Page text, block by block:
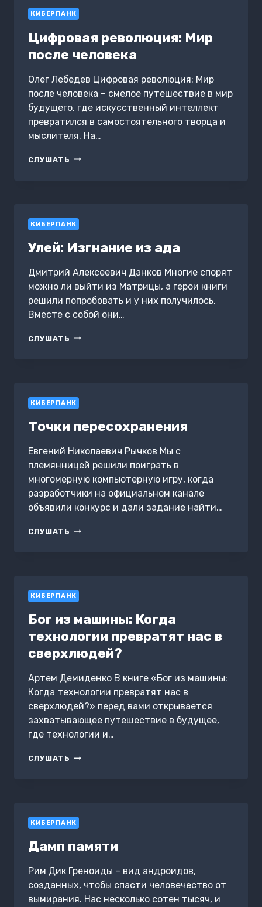
КИБЕРПАНК
Цифровая революция: Мир
после человека
Олег Лебедев Цифровая революция: Мир
после человека – смелое путешествие в мир
будущего, где искусственный интеллект
превратился в самостоятельного творца и
мыслителя. На…
СЛУШАТЬ ЦИФРОВАЯ
КИБЕРПАНК
Улей: Изгнание из ада
Дмитрий Алексеевич Данков Многие спорят
можно ли выйти из Матрицы, а герои книги
решили попробовать и у них получилось.
Вместе с собой они…
СЛУШАТЬ УЛЕЙ:
КИБЕРПАНК
Точки пересохранения
Евгений Николаевич Рычков Мы с
племянницей решили поиграть в
многомерную компьютерную игру, когда
разработчики на официальном канале
объявили конкурс и дали задание найти…
СЛУШАТЬ ТОЧКИ
КИБЕРПАНК
Бог из машины: Когда
технологии превратят нас в
сверхлюдей?
Артем Демиденко В книге «Бог из машины:
Когда технологии превратят нас в
сверхлюдей?» перед вами открывается
захватывающее путешествие в будущее,
где технологии и…
СЛУШАТЬ БОГ
НАС
СВЕРХЛЮДЕЙ?
КИБЕРПАНК
Дамп памяти
Рим Дик Греноиды – вид андроидов,
созданных, чтобы спасти человечество от
вымирания. Нас несколько сотен тысяч, и